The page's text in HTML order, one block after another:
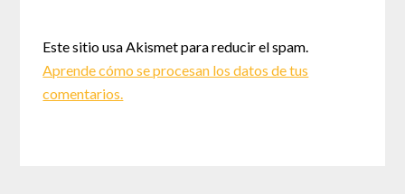
Este sitio usa Akismet para reducir el spam.
Aprende cómo se procesan los datos de tus
comentarios.